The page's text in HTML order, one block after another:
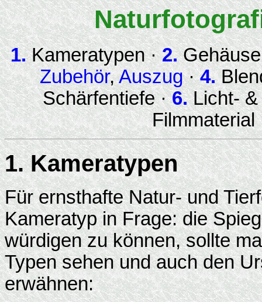
1.Kameratypen ·2.
Zubehör,Auszug·4.
Schärfentiefe ·6.Licht- &
Filmmaterial
1. Kameratypen
Für ernsthafte Natur- und
Kameratyp in Frage: die
würdigen zu können, sollte
Typen sehen und auch den
erwähnen: